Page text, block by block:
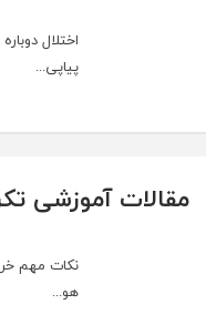
اختلال
پیاپی...
مقالات آموزشی
نکات مهم
هو...